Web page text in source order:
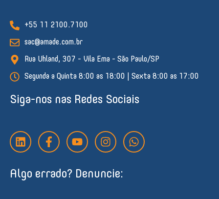
+55 11 2100.7100
sac@amade.com.br
Rua Uhland, 307 - Vila Ema - São Paulo/SP
Segunda a Quinta 8:00 as 18:00 | Sexta 8:00 as 17:00
Siga-nos nas Redes Sociais
L
i
n
e
F
a
c
b
Y
o
u
u
I
n
s
a
W
h
a
Algo errado? Denuncie: